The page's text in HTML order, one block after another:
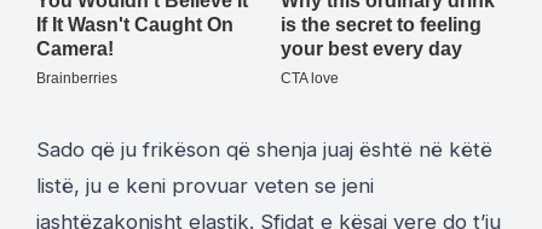
Sado që ju frikëson që shenja juaj është në këtë
listë, ju e keni provuar veten se jeni
jashtëzakonisht elastik. Sfidat e kësaj vere do t’ju